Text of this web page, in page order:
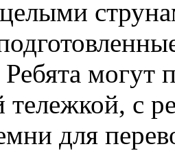
целыми
могут
тележкой, с
для